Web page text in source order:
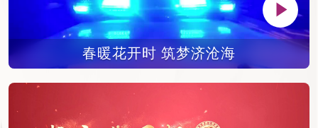
春暖花开时 筑梦济沧海